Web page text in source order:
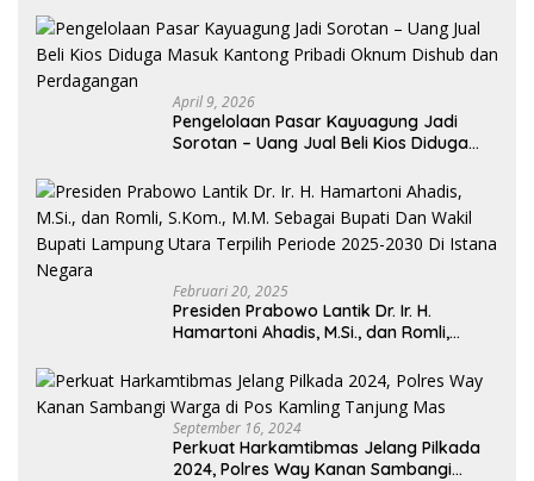
April 9, 2026
Pengelolaan Pasar Kayuagung Jadi
Sorotan – Uang Jual Beli Kios Diduga
dan Perdagangan
Februari 20, 2025
Presiden Prabowo Lantik Dr. Ir. H.
Hamartoni Ahadis, M.Si., dan Romli,
Bupati Lampung Utara Terpilih Periode
2025-2030 Di Istana Negara
September 16, 2024
Perkuat Harkamtibmas Jelang Pilkada
2024, Polres Way Kanan Sambangi